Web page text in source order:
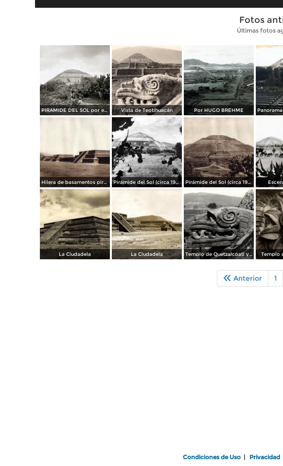
Fotos
Últimas fotos
PIRAMIDE DEL SOL por el fotografo HUGO BREHME Vista de Teotihuacán Por HUGO BREHME
Hilera de basamentos piramidales de la Ciudadela (circa 1920) Pirámide del Sol (circa 1920) Pirámide del Sol (circa 1920)
La Ciudadela La Ciudadela Templo de Quetzalcóatl y Pirámide de la Luna Templo
Anterior 1
Condiciones de Uso Privacidad